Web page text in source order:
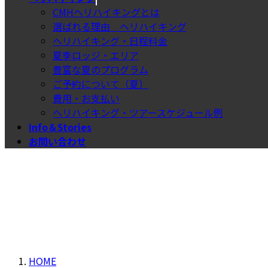
CMHヘリハイキングとは
選ばれる理由＿ヘリハイキング
ヘリハイキング・日程料金
夏季ロッジ・エリア
豊富な夏のプログラム
ご予約について（夏）
費用・お支払い
ヘリハイキング・ツアースケジュール例
Info＆Stories
お問い合わせ
HOME